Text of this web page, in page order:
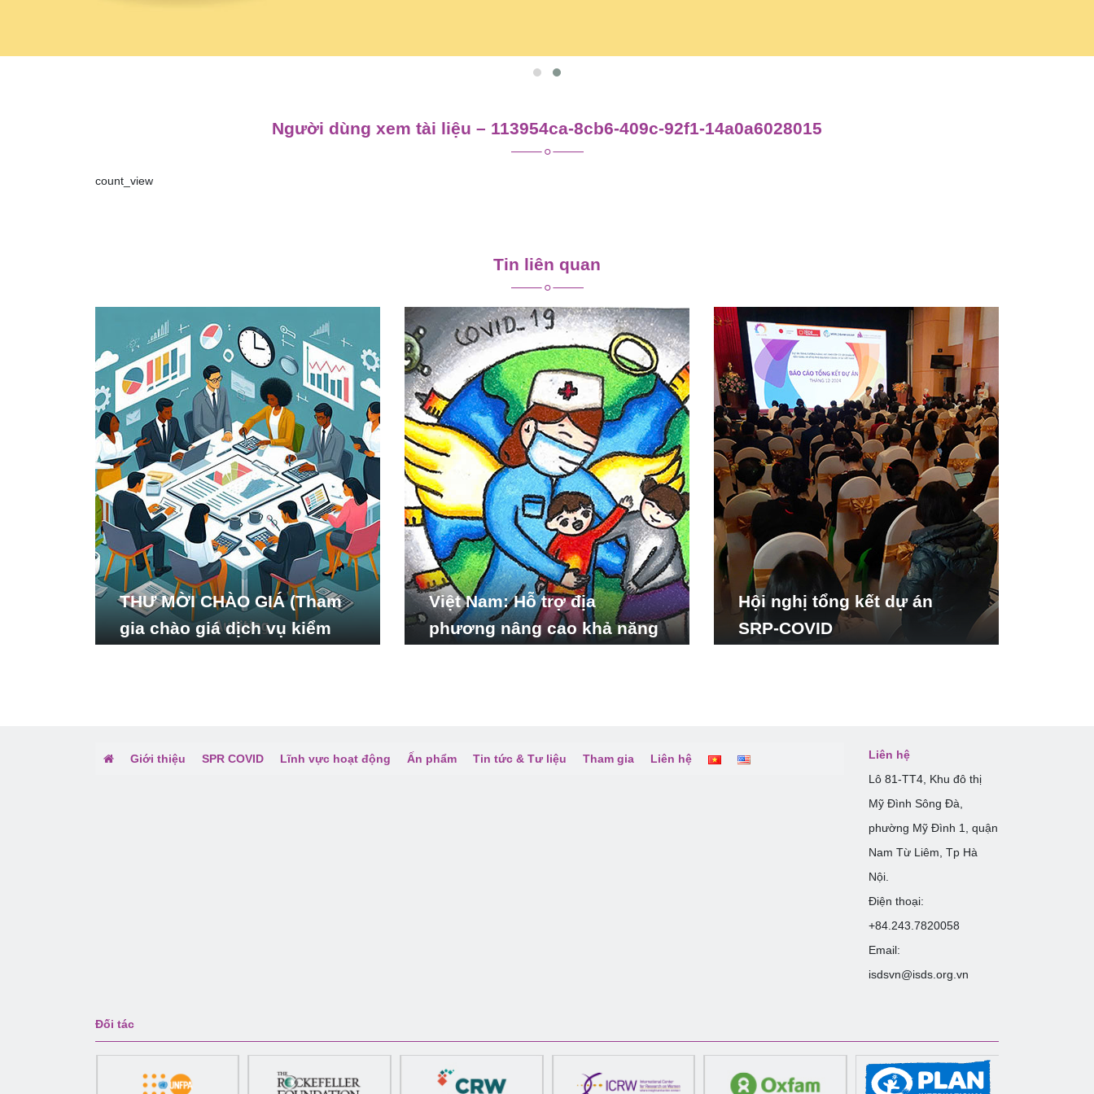
Người dùng xem tài liệu – 113954ca-8cb6-409c-92f1-14a0a6028015
count_view
viết
Tin liên quan
THƯ MỜI CHÀO GIÁ (Tham
gia chào giá dịch vụ kiểm
Việt Nam: Hỗ trợ địa
phương nâng cao khả năng
Hội nghị tổng kết dự án
SRP-COVID
Giới thiệu SPR COVID Lĩnh vực hoạt động Ấn phẩm Tin tức & Tư liệu Tham gia Liên hệ
Liên hệ
Lô 81-TT4, Khu đô thị
Mỹ Đình Sông Đà,
phường Mỹ Đình 1, quận
Nam Từ Liêm, Tp Hà
Nội.
Điện thoại:
+84.243.7820058
Email:
isdsvn@isds.org.vn
Đối tác